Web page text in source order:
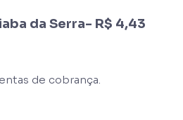
da Serra- R$ 4,43
de cobrança.